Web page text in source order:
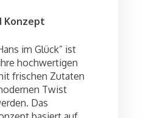
Konzept
im Glück” ist
hochwertigen
frischen Zutaten
Twist
Das